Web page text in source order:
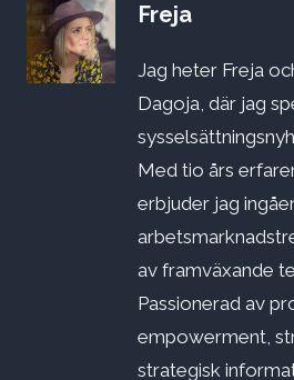
Freja
Jag heter Freja
Dagoja, där jag
Med tio års
erbjuder jag
av framväxande
Passionerad av
empowerment,
strategisk